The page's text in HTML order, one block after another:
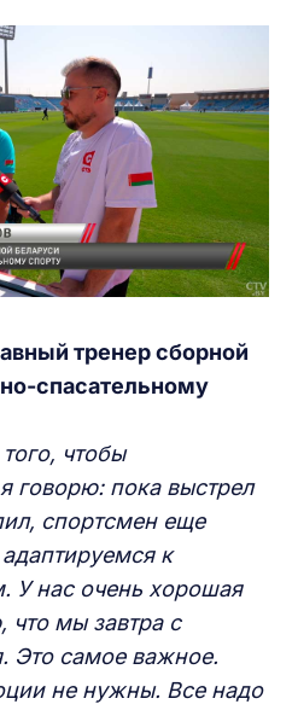
тренер сборной
спасательному
чтобы
говорю: пока выстрел
спортсмен еще
к
У нас очень хорошая
мы завтра с
Это самое важное.
не нужны. Все надо